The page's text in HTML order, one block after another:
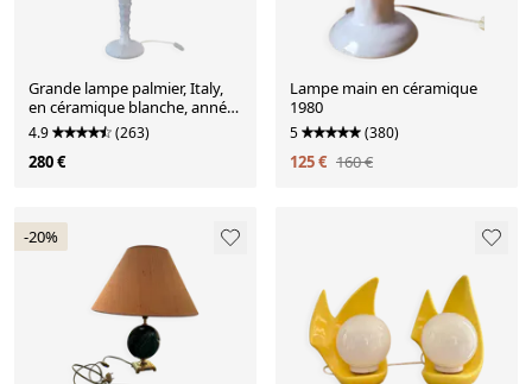
Grande lampe palmier, Italy,
en céramique blanche, années
60
4.9 (263)
280 €
Lampe main en céramique
1980
5 (380)
125 € 160 €
-20%